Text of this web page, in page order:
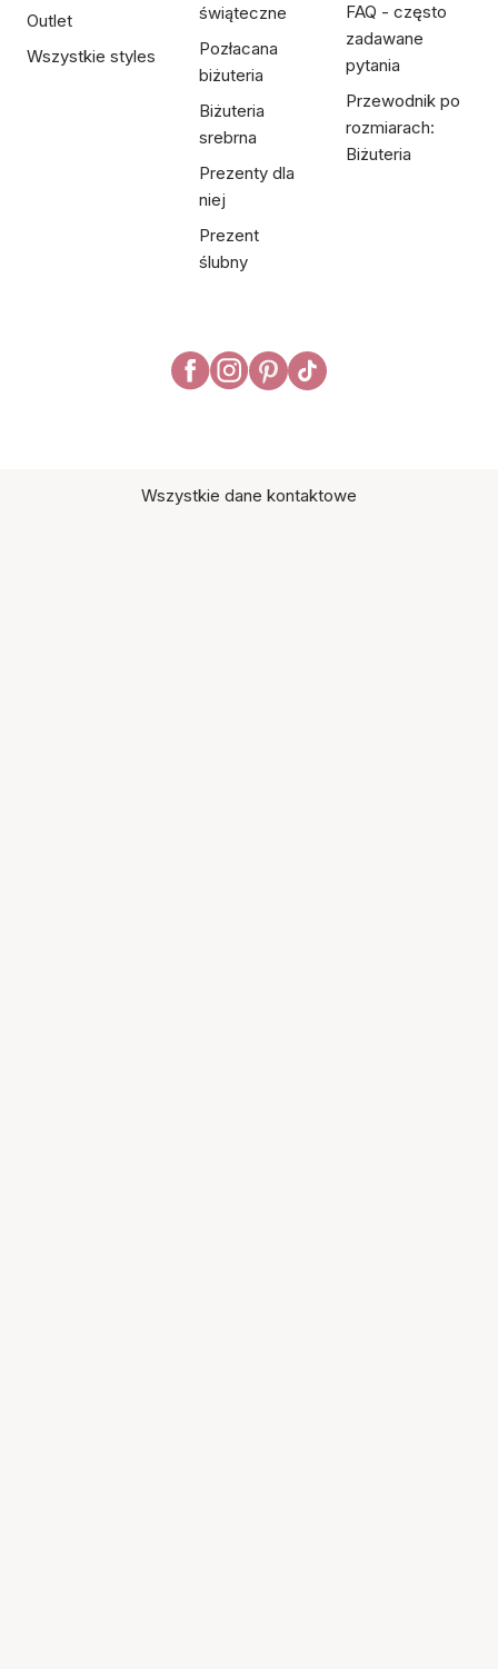
Outlet
Wszystkie styles
świąteczne
Pozłacana
biżuteria
Biżuteria
srebrna
Prezenty dla
niej
Prezent
ślubny
FAQ - często
zadawane
pytania
Przewodnik po
rozmiarach:
Biżuteria
Wszystkie dane kontaktowe